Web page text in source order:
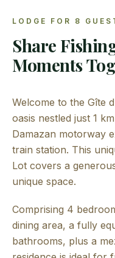
LODGE FOR 8
Share
Moments
Welcome to the Gîte
oasis nestled just 1
Damazan motorway
train station. This
Lot covers a
unique space.
Comprising 4
dining area, a fully
bathrooms, plus a